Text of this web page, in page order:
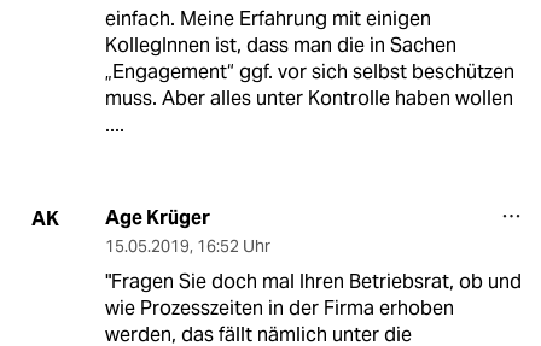
einfach. Meine Erfahrung mit einigen
KollegInnen ist, dass man die in Sachen
„Engagement“ ggf. vor sich selbst beschützen
muss. Aber alles unter Kontrolle haben wollen
....
AK Age Krüger
15.05.2019, 16:52 Uhr
"Fragen Sie doch mal Ihren Betriebsrat, ob und
wie Prozesszeiten in der Firma erhoben
werden, das fällt nämlich unter die